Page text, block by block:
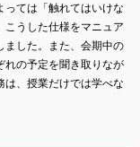
っては「触れてはいけな
こうした仕様をマニュア
ました。また、会期中の
れの予定を聞き取りなが
は、授業だけでは学べな